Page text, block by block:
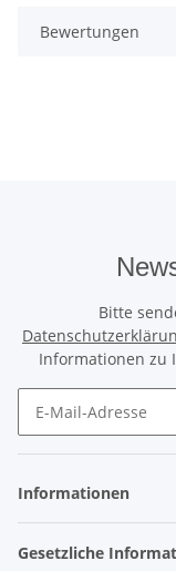
Bewertungen
Bitte
Informationen zu
Informationen
Gesetzliche